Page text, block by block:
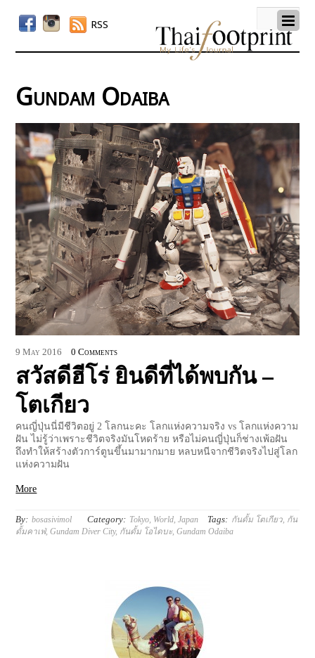
RSS
Gundam Odaiba
9 May 2016 0 Comments
สวัสดีฮีโร่ ยินดีที่ได้พบกัน –
โตเกียว
คนญี่ปุ่นนี่มีชีวิตอยู่ 2 โลกนะคะ โลกแห่งความจริง vs โลกแห่งความ
ฝัน ไม่รู้ว่าเพราะชีวิตจริงมันโหดร้าย หรือไม่คนญี่ปุ่นก็ช่างเพ้อฝัน
ถึงทำให้สร้างตัวการ์ตูนขึ้นมามากมาย หลบหนีจากชีวิตจริงไปสู่โลก
แห่งความฝัน
More
By: bosasivimol Category: Tokyo World ,Japan Tags: กันดั้ม โตเกียว, กัน
ดั้มคาเฟ่,Gundam Diver City, กันดั้ม โอไดบะ,Gundam Odaiba